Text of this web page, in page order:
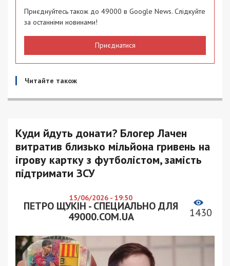
Приєднуйтесь також до 49000 в Google News. Слідкуйте
за останніми новинами!
Приєднатися
Читайте також
Куди йдуть донати? Блогер Лачен
витратив близько мільйона гривень на
ігрову картку з футболістом, замість
підтримати ЗСУ
15/06/2026 - 19:50
ПЕТРО ЩУКІН - СПЕЦИАЛЬНО ДЛЯ
49000.COM.UA
1430